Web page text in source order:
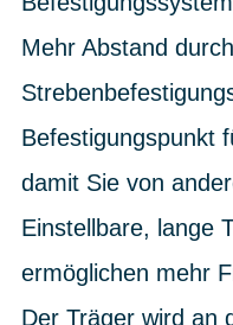
Mehr Abstand
Befestigungspunkt
damit Sie von
Einstellbare, lange
ermöglichen mehr
Der Träger wird an